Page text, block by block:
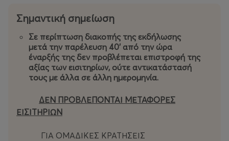
Θα τα καταφέρουν;
Οι περισσότεροι θεατές, μας είπαν, ότι είδαν τη δική
τους ιστορία επί σκηνής…
Σημαντική σημείωση
Σε περίπτωση διακοπής της εκδήλωσης
μετά την παρέλευση 40' από την ώρα
έναρξής της δεν προβλέπεται επιστροφή της
αξίας των εισιτηρίων, ούτε αντικατάστασή
τους με άλλα σε άλλη ημερομηνία.
ΔΕΝ ΠΡΟΒΛΕΠΟΝΤΑΙ ΜΕΤΑΦΟΡΕΣ
ΕΙΣΙΤΗΡΙΩΝ
ΓΙΑ ΟΜΑΔΙΚΕΣ ΚΡΑΤΗΣΕΙΣ